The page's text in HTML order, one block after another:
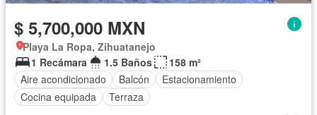
$ 5,700,000 MXN
Playa La Ropa, Zihuatanejo
1 Recámara
1.5 Baños
158 m²
Aire acondicionado
Balcón
Estacionamiento
Cocina equipada
Terraza